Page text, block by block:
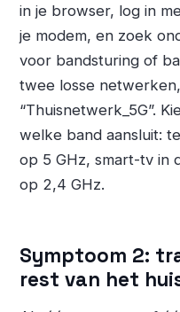
in je browser, log in
je modem, en zoek
voor bandsturing of
twee losse
“Thuisnetwerk_5G”.
welke band aansluit:
op 5 GHz, smart-tv in
op 2,4 GHz.
Symptoom 2:
rest van het